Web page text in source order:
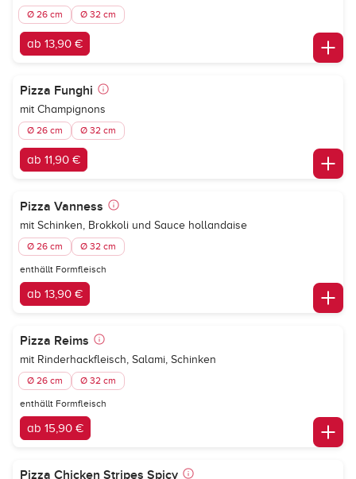
Ø 26 cm Ø 32 cm
ab 13,90 €
Pizza Funghi
mit Champignons
Ø 26 cm Ø 32 cm
ab 11,90 €
Pizza Vanness
mit Schinken, Brokkoli und Sauce hollandaise
Ø 26 cm Ø 32 cm
enthällt Formfleisch
ab 13,90 €
Pizza Reims
mit Rinderhackfleisch, Salami, Schinken
Ø 26 cm Ø 32 cm
enthällt Formfleisch
ab 15,90 €
Pizza Chicken Stripes Spicy